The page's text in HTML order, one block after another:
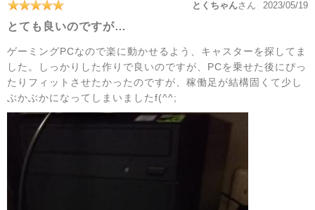
とくちゃんさん 2023/05/19
とても良いのですが…
ゲーミングPCなので楽に動かせるよう、キャスターを探してま
した。しっかりした作りで良いのですが、PCを乗せた後にぴっ
たりフィットさせたかったのですが、稼働足が結構固くて少し
ぶかぶかになってしまいましたf(^^;